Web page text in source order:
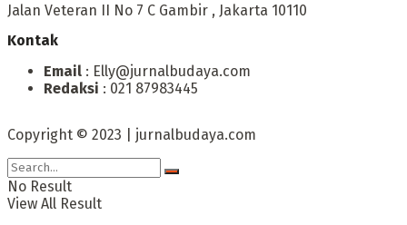
Jalan Veteran II No 7 C Gambir , Jakarta 10110
Kontak
Email : Elly@jurnalbudaya.com
Redaksi : 021 87983445
Copyright © 2023 | jurnalbudaya.com
No Result
View All Result